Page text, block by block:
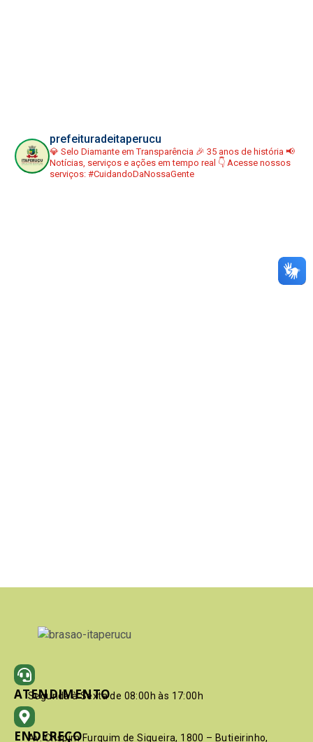
prefeituradeitaperucu
💎 Selo Diamante em Transparência 🎉 35 anos de história 📢
Notícias, serviços e ações em tempo real 👇 Acesse nossos
serviços: #CuidandoDaNossaGente
ATENDIMENTO
Segunda à Sexta de 08:00h às 17:00h
ENDEREÇO
Av. Crispim Furquim de Siqueira, 1800 – Butieirinho,